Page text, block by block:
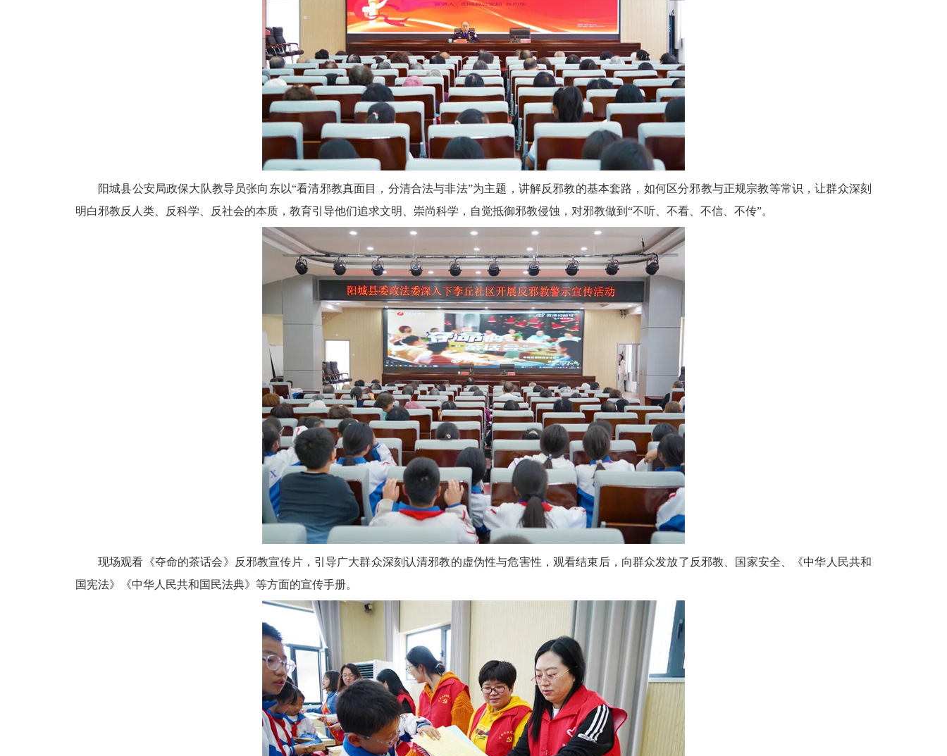
阳城县公安局政保大队教导员张向东以“看清邪教真面目，分清合法与非法”为主题，讲解反邪教的基本套路，如何区分邪教与正规宗教等常识，让群众深刻
明白邪教反人类、反科学、反社会的本质，教育引导他们追求文明、崇尚科学，自觉抵御邪教侵蚀，对邪教做到“不听、不看、不信、不传”。
现场观看《夺命的茶话会》反邪教宣传片，引导广大群众深刻认清邪教的虚伪性与危害性，观看结束后，向群众发放了反邪教、国家安全、《中华人民共和
国宪法》《中华人民共和国民法典》等方面的宣传手册。